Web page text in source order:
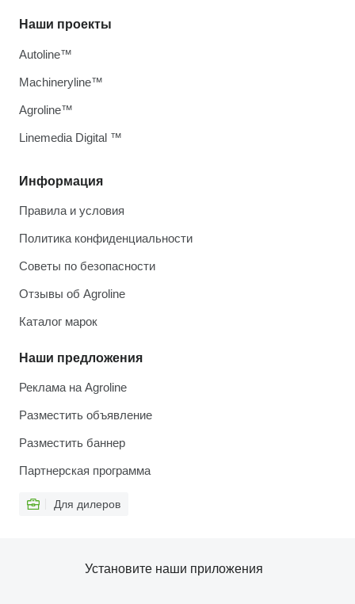
Информация
Правила и условия
Политика конфиденциальности
Советы по безопасности
Отзывы об Agroline
Каталог марок
Наши предложения
Реклама на Agroline
Разместить объявление
Разместить баннер
Партнерская программа
Для дилеров
Наши проекты
Autoline™
Machineryline™
Agroline™
Linemedia Digital ™
Установите наши приложения